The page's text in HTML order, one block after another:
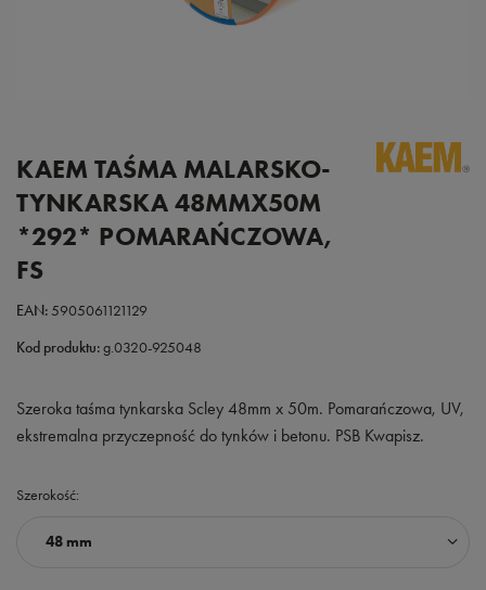
KAEM TAŚMA MALARSKO-
TYNKARSKA 48MMX50M
*292* POMARAŃCZOWA,
FS
EAN:5905061121129
Kod produktu:g.0320-925048
Szeroka taśma tynkarska Scley 48mm x 50m. Pomarańczowa, UV,
ekstremalna przyczepność do tynków i betonu. PSB Kwapisz.
Szerokość
48 mm